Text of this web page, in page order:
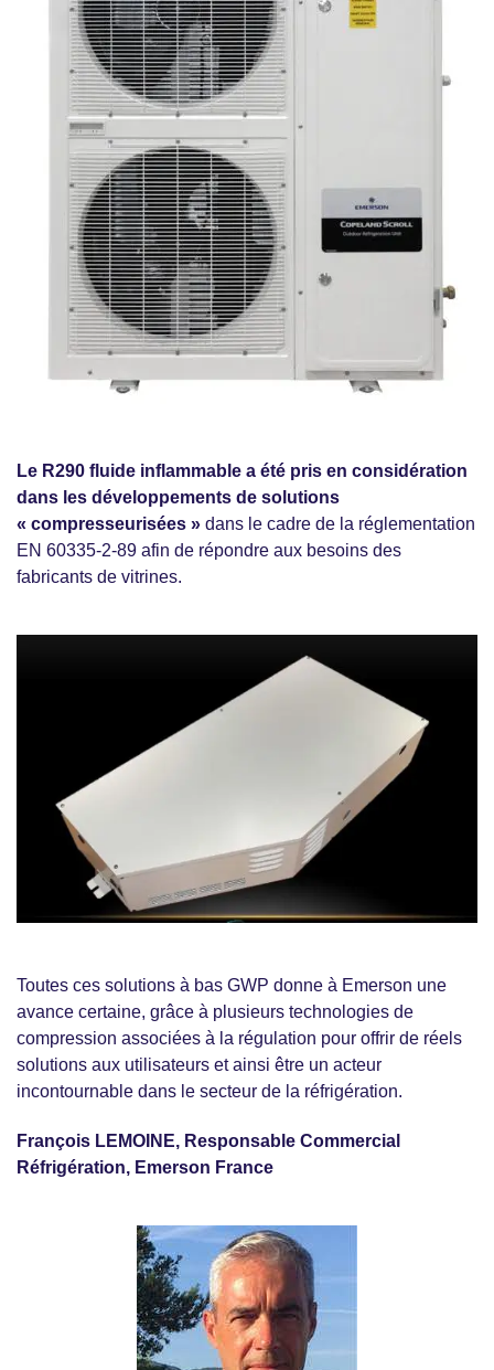
Le R290 fluide inflammable a été pris en considération
dans les développements de solutions
« compresseurisées » dans le cadre de la réglementation
EN 60335-2-89 afin de répondre aux besoins des
fabricants de vitrines.
Toutes ces solutions à bas GWP donne à Emerson une
avance certaine, grâce à plusieurs technologies de
compression associées à la régulation pour offrir de réels
solutions aux utilisateurs et ainsi être un acteur
incontournable dans le secteur de la réfrigération.
François LEMOINE, Responsable Commercial
Réfrigération, Emerson France